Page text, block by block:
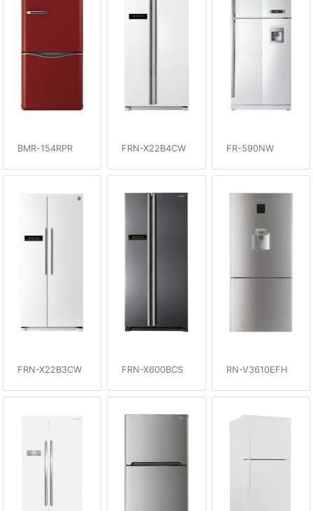
BMR-154RPR FRN-X22B4CW FR-590NW
FRN-X22B3CW FRN-X600BCS RN-V3610EFH